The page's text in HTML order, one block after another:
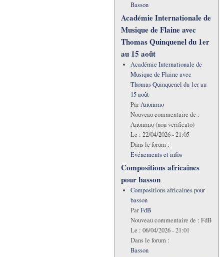
Basson
Académie Internationale de
Musique de Flaine avec
Thomas Quinquenel du 1er
au 15 août
Académie Internationale de
Musique de Flaine avec
Thomas Quinquenel du 1er au
15 août
ParAnonimo
Nouveau commentaire de :
Anonimo (non verificato)
Le : 22/04/2026 - 21:05
Dans le forum :
Evénements et infos
Compositions africaines
pour basson
Compositions africaines pour
basson
ParFdB
Nouveau commentaire de : FdB
Le : 06/04/2026 - 21:01
Dans le forum :
Basson